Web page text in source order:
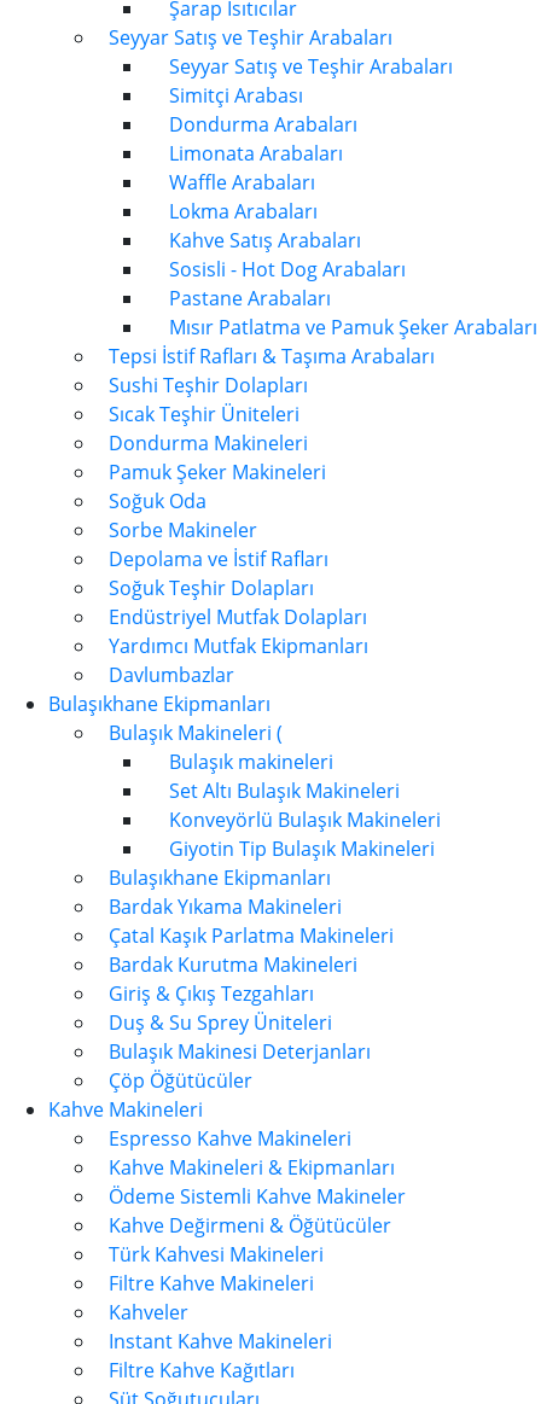
Şarap Isıtıcılar
Seyyar Satış ve Teşhir Arabaları
Seyyar Satış ve Teşhir Arabaları
Simitçi Arabası
Dondurma Arabaları
Limonata Arabaları
Waffle Arabaları
Lokma Arabaları
Kahve Satış Arabaları
Sosisli - Hot Dog Arabaları
Pastane Arabaları
Mısır Patlatma ve Pamuk Şeker Arabaları
Tepsi İstif Rafları & Taşıma Arabaları
Sushi Teşhir Dolapları
Sıcak Teşhir Üniteleri
Dondurma Makineleri
Pamuk Şeker Makineleri
Soğuk Oda
Sorbe Makineler
Depolama ve İstif Rafları
Soğuk Teşhir Dolapları
Endüstriyel Mutfak Dolapları
Yardımcı Mutfak Ekipmanları
Davlumbazlar
Bulaşıkhane Ekipmanları
Bulaşık Makineleri (
Bulaşık makineleri
Set Altı Bulaşık Makineleri
Konveyörlü Bulaşık Makineleri
Giyotin Tip Bulaşık Makineleri
Bulaşıkhane Ekipmanları
Bardak Yıkama Makineleri
Çatal Kaşık Parlatma Makineleri
Bardak Kurutma Makineleri
Giriş & Çıkış Tezgahları
Duş & Su Sprey Üniteleri
Bulaşık Makinesi Deterjanları
Çöp Öğütücüler
Kahve Makineleri
Espresso Kahve Makineleri
Kahve Makineleri & Ekipmanları
Ödeme Sistemli Kahve Makineler
Kahve Değirmeni & Öğütücüler
Türk Kahvesi Makineleri
Filtre Kahve Makineleri
Kahveler
Instant Kahve Makineleri
Filtre Kahve Kağıtları